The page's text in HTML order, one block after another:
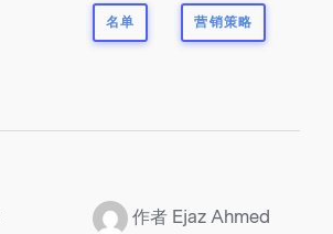
名单 营销策略
作者 Ejaz Ahmed